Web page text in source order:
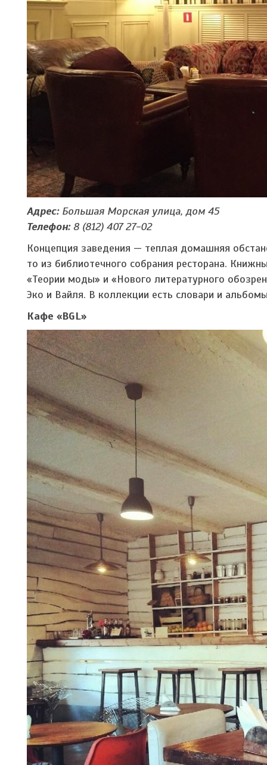
Адрес:Большая Морская улица, дом 45
Телефон:8 (812) 407 27-02
Концепция заведения — теплая домашняя
то из библиотечного собрания ресторана.
«Теории моды» и «Нового литературного
Эко и Вайля. В коллекции есть словари и
Кафе «BGL»